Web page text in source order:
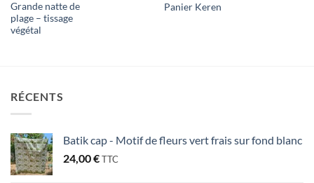
Grande natte de
plage – tissage
végétal
Panier Keren
RÉCENTS
Batik cap - Motif de fleurs vert frais sur fond blanc
24,00€TTC